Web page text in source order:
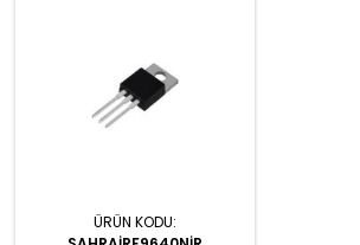
ÜRÜN KODU: